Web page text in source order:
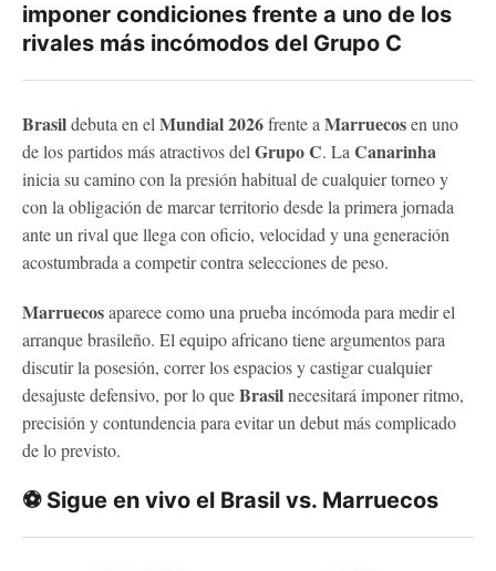
imponer condiciones frente a uno de los
rivales más incómodos del Grupo C
Brasildebuta en el Mundial 2026frente a Marruecosen uno
de los partidos más atractivos del Grupo C. La Canarinha
inicia su camino con la presión habitual de cualquier torneo y
con la obligación de marcar territorio desde la primera jornada
ante un rival que llega con oficio, velocidad y una generación
acostumbrada a competir contra selecciones de peso.
Marruecosaparece como una prueba incómoda para medir el
arranque brasileño. El equipo africano tiene argumentos para
discutir la posesión, correr los espacios y castigar cualquier
desajuste defensivo, por lo queBrasilnecesitará imponer ritmo,
precisión y contundencia para evitar un debut más complicado
de lo previsto.
⚽ Sigue en vivo el Brasil vs. Marruecos